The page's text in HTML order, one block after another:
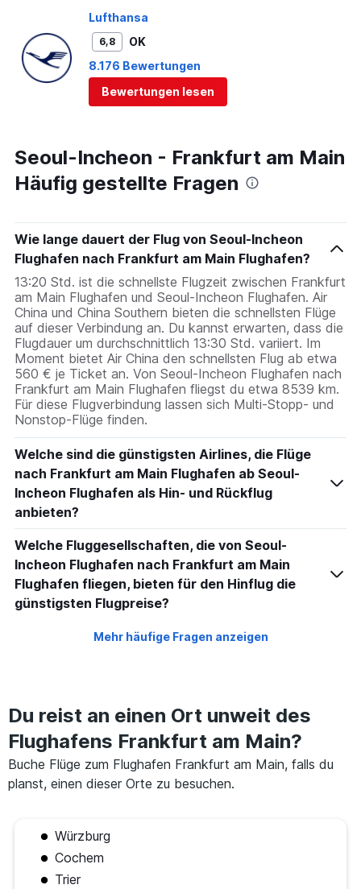
Lufthansa
6,8
OK
8.176 Bewertungen
Bewertungen lesen
Seoul-Incheon - Frankfurt am Main
Häufig gestellte Fragen
Wie lange dauert der Flug von Seoul-Incheon
Flughafen nach Frankfurt am Main Flughafen?
13:20 Std. ist die schnellste Flugzeit zwischen Frankfurt
am Main Flughafen und Seoul-Incheon Flughafen. Air
China und China Southern bieten die schnellsten Flüge
auf dieser Verbindung an. Du kannst erwarten, dass die
Flugdauer um durchschnittlich 13:30 Std. variiert. Im
Moment bietet Air China den schnellsten Flug ab etwa
560 € je Ticket an. Von Seoul-Incheon Flughafen nach
Frankfurt am Main Flughafen fliegst du etwa 8539 km.
Für diese Flugverbindung lassen sich Multi-Stopp- und
Nonstop-Flüge finden.
Welche sind die günstigsten Airlines, die Flüge
nach Frankfurt am Main Flughafen ab Seoul-
Incheon Flughafen als Hin- und Rückflug
anbieten?
Welche Fluggesellschaften, die von Seoul-
Incheon Flughafen nach Frankfurt am Main
Flughafen fliegen, bieten für den Hinflug die
günstigsten Flugpreise?
Mehr häufige Fragen anzeigen
Du reist an einen Ort unweit des
Flughafens Frankfurt am Main?
Buche Flüge zum Flughafen Frankfurt am Main, falls du
planst, einen dieser Orte zu besuchen.
Würzburg
Cochem
Trier